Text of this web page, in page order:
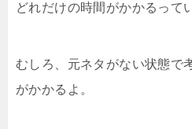
どれだけの時間がかかるって
むしろ、元ネタがない状態で
がかかるよ。